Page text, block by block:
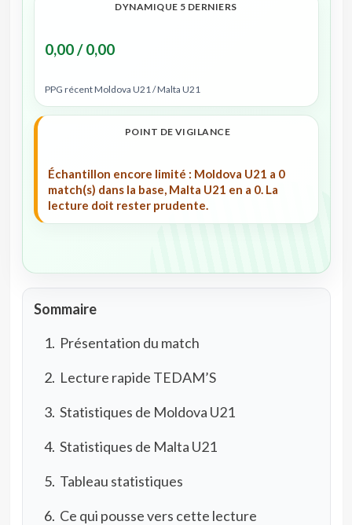
DYNAMIQUE 5 DERNIERS
0,00 / 0,00
PPG récent Moldova U21 / Malta U21
POINT DE VIGILANCE
Échantillon encore limité : Moldova U21 a 0
match(s) dans la base, Malta U21 en a 0. La
lecture doit rester prudente.
Sommaire
Présentation du match
Lecture rapide TEDAM’S
Statistiques de Moldova U21
Statistiques de Malta U21
Tableau statistiques
Ce qui pousse vers cette lecture